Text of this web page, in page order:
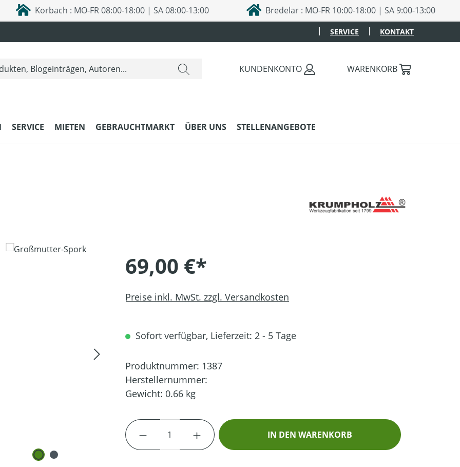
Korbach : MO-FR 08:00-18:00 | SA 08:00-13:00 Bredelar : MO-FR 10:00-18:00 | SA 9:00-13:00
SERVICE KONTAKT
KUNDENKONTO WARENKORB
SERVICE MIETEN GEBRAUCHTMARKT ÜBER UNS STELLENANGEBOTE
69,00 €*
Preise inkl. MwSt. zzgl. Versandkosten
Sofort verfügbar, Lieferzeit: 2 - 5 Tage
Produktnummer: 1387
Herstellernummer:
Gewicht: 0.66 kg
Produkt Anzahl: Gib den gewünschten Wert ein oder
IN DEN WARENKORB